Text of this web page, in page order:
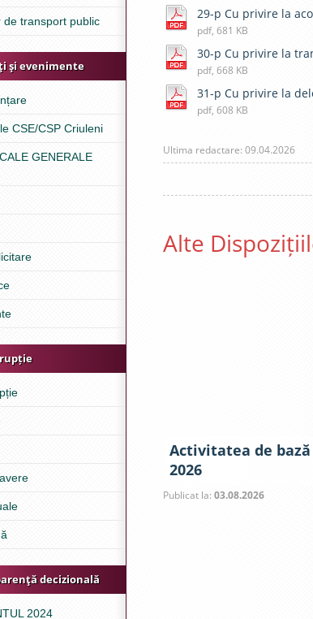
de transport public
şi evenimente
CSE/CSP Criuleni
GENERALE
decizională
2024
29-p Cu privire la
pdf, 681 KB
30-p Cu privire la
pdf, 668 KB
31-p Cu privire la
pdf, 608 KB
Ultima redactare: 09.04.2026
Alte
Activitatea de
2026
Publicat la: 03.08.2026